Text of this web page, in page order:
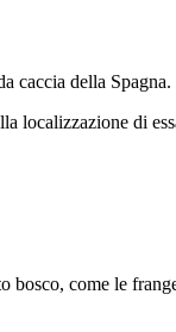
caccia della Spagna.
localizzazione di
bosco, come le